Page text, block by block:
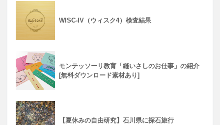
WISC-IV（ウィスク4）検査結果
モンテッソーリ教育「縫いさしのお仕事」の紹介
[無料ダウンロード素材あり]
【夏休みの自由研究】石川県に探石旅行